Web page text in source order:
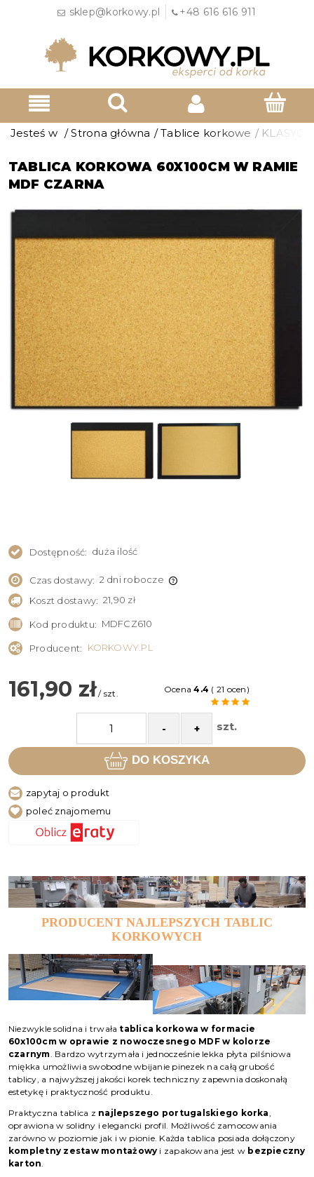
sklep@korkowy.pl +48 616 616 911
Jesteś w / Strona główna / Tablice korkowe /
TABLICA KORKOWA 60X100CM W RAMIE
MDF CZARNA
Dostępność: duża ilość
Czas dostawy: 2 dni robocze
Koszt dostawy: 21,90 zł
Kod produktu: MDFCZ610
Producent: KORKOWY.PL
161,90 zł/ szt. Ocena4.4 ( 21 ocen)
- + szt.
DO KOSZYKA
zapytaj o produkt
poleć znajomemu
PRODUCENT NAJLEPSZYCH TABLIC
KORKOWYCH
Niezwykle solidna i trwała tablica korkowa w formacie
60x100cm w oprawie z nowoczesnego MDF w kolorze
czarnym. Bardzo wytrzymała i jednocześnie lekka płyta pilśniowa
miękka umożliwia swobodne wbijanie pinezek na całą grubość
tablicy, a najwyższej jakości korek techniczny zapewnia doskonałą
estetykę i praktyczność produktu.
Praktyczna tablica z najlepszego portugalskiego korka,
oprawiona w solidny i elegancki profil. Możliwość zamocowania
zarówno w poziomie jak i w pionie. Każda tablica posiada dołączony
kompletny zestaw montażowy i zapakowana jest w bezpieczny
karton.